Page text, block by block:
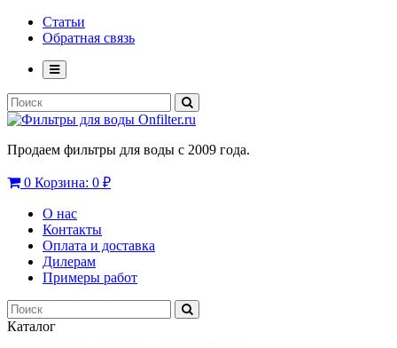
Статьи
Обратная связь
Продаем фильтры для воды с 2009 года.
0 Корзина: 0 ₽
О нас
Контакты
Оплата и доставка
Дилерам
Примеры работ
Каталог